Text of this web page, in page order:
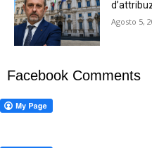
Agosto 5,
Facebook Comments